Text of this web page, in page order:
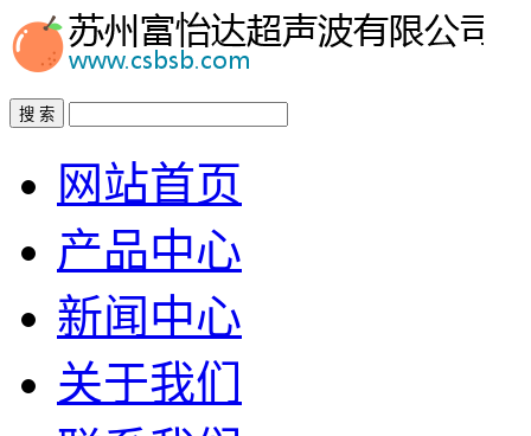
搜 索
网站首页
产品中心
新闻中心
关于我们